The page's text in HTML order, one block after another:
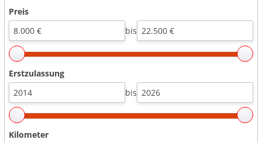
Preis
bis
Erstzulassung
bis
Kilometer